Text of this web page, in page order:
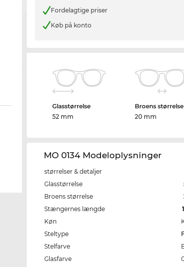
Fordelagtige priser
Køb på konto
Glasstørrelse
52 mm
Broens størrelse
20 mm
MO 0134 Modeloplysninger
størrelser & detaljer
Glasstørrelse
Broens størrelse
Stængernes længde
Køn
Steltype
Stelfarve
Glasfarve